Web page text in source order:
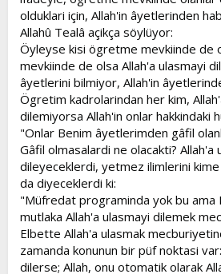
olduklari için, Allah'in âyetlerinden
Allahû Tealâ açikça söylüyor:
Öyleyse kisi ögretme mevkiinde de
mevkiinde de olsa Allah'a ulasmayi
âyetlerini bilmiyor, Allah'in
Ögretim kadrolarindan her kim,
dilemiyorsa Allah'in onlar hakkindaki
"Onlar Benim âyetlerimden gâfil
Gâfil olmasalardi ne olacakti? Allah'a
dileyeceklerdi, yetmez ilimlerini
da diyeceklerdi ki:
"Müfredat programinda yok bu ama
mutlaka Allah'a ulasmayi dilemek
Elbette Allah'a ulasmak
zamanda konunun bir püf noktasi
dilerse; Allah, onu otomatik olarak